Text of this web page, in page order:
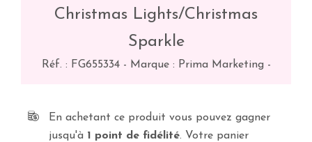
Christmas Lights/Christmas
Sparkle
Réf. : FG655334- Marque : Prima Marketing -
En achetant ce produit vous pouvez gagner
jusqu'à 1 point de fidélité. Votre panier